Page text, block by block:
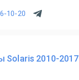
10-20
Solaris 2010-2017